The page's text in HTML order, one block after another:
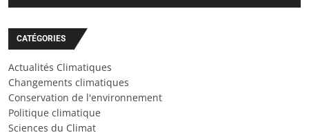
CATÉGORIES
Actualités Climatiques
Changements climatiques
Conservation de l'environnement
Politique climatique
Sciences du Climat